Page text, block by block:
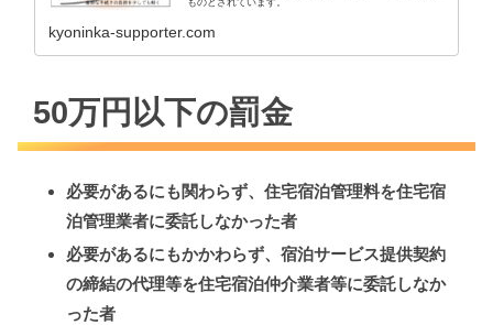
ものとされています。
kyoninka-supporter.com
50万円以下の罰金
必要があるにも関わらず、住宅宿泊管理料を住宅宿
泊管理業者に委託しなかった者
必要があるにもかかわらず、宿泊サービス提供契約
の締結の代理等を住宅宿泊仲介業者等に委託しなか
った者